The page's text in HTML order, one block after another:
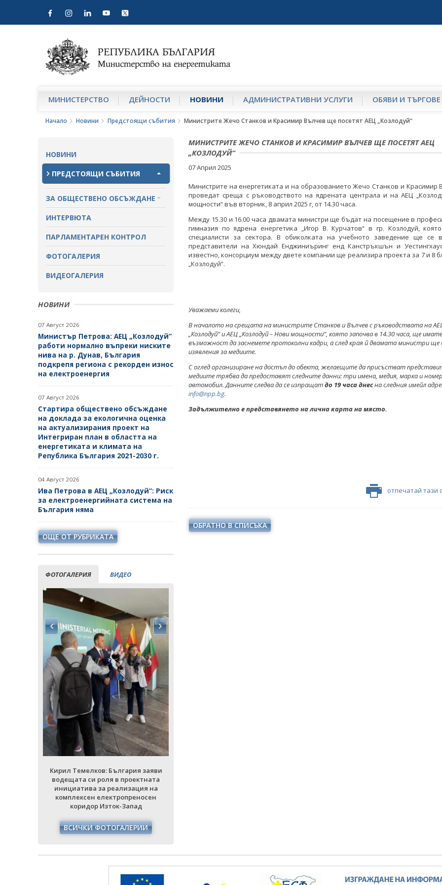
МИНИСТЕРСТВО ДЕЙНОСТИ НОВИНИ АДМИНИСТРАТИВНИ УСЛУГИ ОБЯВИ И ТЪРГОВЕ
Начало Новини Предстоящи събития Министрите Жечо Станков и Красимир Вълчев ще посетят АЕЦ „Козлодуй“
НОВИНИ
ПРЕДСТОЯЩИ СЪБИТИЯ
ЗА ОБЩЕСТВЕНО ОБСЪЖДАНЕ
ПРОЕКТИ ЗА ОБЩЕСТВЕНО
ОБСЪЖДАНЕ
ЗАВЪРШИЛИ ПРОЦЕДУРИ ЗА
ОБЩЕСТВЕНО ОБСЪЖДАНЕ
ИНТЕРВЮТА
ПАРЛАМЕНТАРЕН КОНТРОЛ
ФОТОГАЛЕРИЯ
ВИДЕОГАЛЕРИЯ
НОВИНИ
07 Август 2026
Министър Петрова: АЕЦ „Козлодуй“
работи нормално въпреки ниските
нива на р. Дунав, България
подкрепя региона с рекорден износ
на електроенергия
07 Август 2026
Стартира обществено обсъждане
на доклада за екологична оценка
на актуализирания проект на
Интегриран план в областта на
енергетиката и климата на
Република България 2021-2030 г.
04 Август 2026
Ива Петрова в АЕЦ „Козлодуй“: Риск
за електроенергийната система на
България няма
ОЩЕ ОТ РУБРИКАТА
ФОТОГАЛЕРИЯ ВИДЕО
Кирил Темелков: България заяви
водещата си роля в проектната
инициатива за реализация на
комплексен електропреносен
коридор Изток-Запад
ВСИЧКИ ФОТОГАЛЕРИИ
МИНИСТРИТЕ ЖЕЧО СТАНКОВ И КРАСИМИР ВЪЛЧЕВ ЩЕ ПОСЕТЯТ АЕЦ
„КОЗЛОДУЙ“
07 Април 2025
Министрите на енергетиката и на образованието Жечо Станков и Красимир
проведат среща с ръководството на ядрената централа и на АЕЦ
мощности“ във вторник, 8 април 2025 г, от 14.30 часа.
Между 15.30 и 16.00 часа двамата министри ще бъдат на посещение в
гимназия по ядрена енергетика „Игор В. Курчатов“ в гр. Козлодуй,
специалисти за сектора. В обиколката на учебното заведение ще се
представители на Хюндай Енджиниъринг енд Канстръкшън и
известно, консорциум между двете компании ще реализира проекта за 7 и 8
„Козлодуй“.
Уважаеми колеги,
В началото на срещата на министрите Станков и Вълчев с ръководствата на
„Козлодуй“ и АЕЦ „Козлодуй – Нови мощности“, която започва в 14.30 часа, ще имате
възможност да заснемете протоколни кадри, а след края й двамата министри ще
изявления за медиите.
С оглед организиране на достъп до обекта, желаещите да присъстват
медиите трябва да предоставят следните данни: три имена, медия, марка и
автомобил. Данните следва да се изпращатдо 19 часаднесна следния имейл
info@npp.bg.
Задължително е представянето на лична карта на място.
отпечатай тази
ОБРАТНО В СПИСЪКА